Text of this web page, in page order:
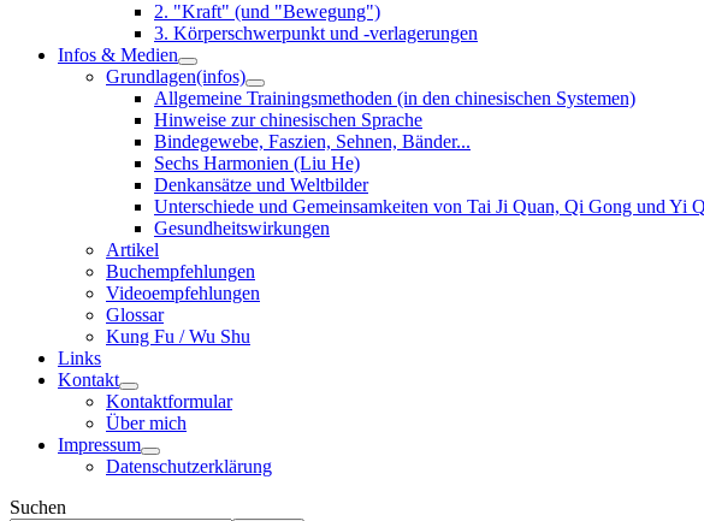
2. "Kraft" (und "Bewegung")
3. Körperschwerpunkt und -verlagerungen
Infos & Medien
Grundlagen(infos)
Allgemeine Trainingsmethoden (in den chinesischen Systemen)
Hinweise zur chinesischen Sprache
Bindegewebe, Faszien, Sehnen, Bänder...
Sechs Harmonien (Liu He)
Denkansätze und Weltbilder
Unterschiede und Gemeinsamkeiten von Tai Ji Quan, Qi Gong und Yi
Gesundheitswirkungen
Artikel
Buchempfehlungen
Videoempfehlungen
Glossar
Kung Fu / Wu Shu
Links
Kontakt
Kontaktformular
Über mich
Impressum
Datenschutzerklärung
Suchen